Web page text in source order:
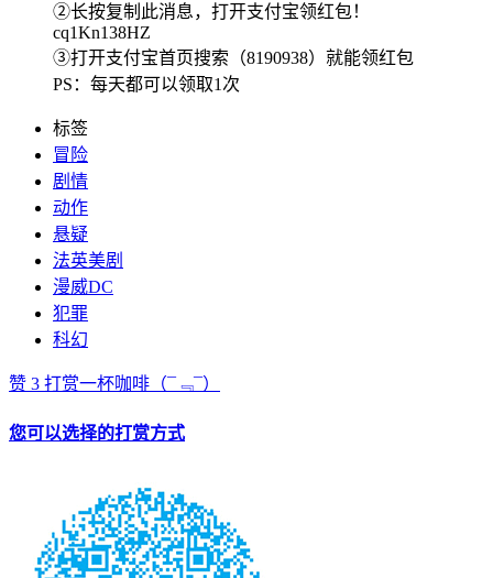
②长按复制此消息，打开支付宝领红包！
cq1Kn138HZ
③打开支付宝首页搜索（8190938）就能领红包
PS：每天都可以领取1次
标签
冒险
剧情
动作
悬疑
法英美剧
漫威DC
犯罪
科幻
赞 3 打赏一杯咖啡 （¯﹃¯）
您可以选择的打赏方式